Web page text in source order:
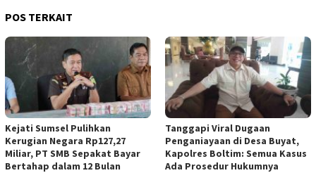
POS TERKAIT
Kejati Sumsel Pulihkan
Kerugian Negara Rp127,27
Miliar, PT SMB Sepakat Bayar
Bertahap dalam 12 Bulan
Tanggapi Viral Dugaan
Penganiayaan di Desa Buyat,
Kapolres Boltim: Semua Kasus
Ada Prosedur Hukumnya